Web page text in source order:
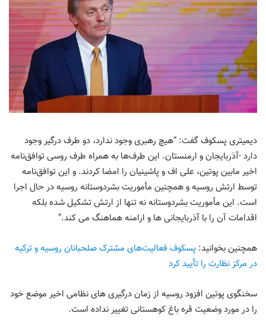
دیمیتری پسکوف گفت: “هیچ رهبری وجود ندارد، دو طرف درگیر وجود
دارد -آذربایجان و ارمنستان. این طرف‌ها به همراه طرف روسی توافق‌نامه
اخیر مابین پوتین، علی اف و پاشینیان را امضا کردند. و این توافق‌نامه
توسط ارتش روسیه و همچنین مأموریت بشردوستانه روسیه در حال اجرا
است. این مأموریت بشردوستانه نه تنها از ارتش تشکیل شده بلکه
اقدامات آن را با آذربایجانی ها و ارامنه هماهنگ می کند.”
همچنین بخوانید: پسکوف فعالیت‌های مشترک صلحبانان روسیه و ترکیه
در مرکز نظارت را تأیید کرد
سخنگوی پوتین افزود روسیه از زمان درگیری های نظامی اخیر موضع خود
را در مورد وضعیت قره باغ کوهستانی تغییر نداده است.